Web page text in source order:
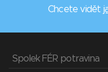
Chcete vidět
Spolek FÉR potravina